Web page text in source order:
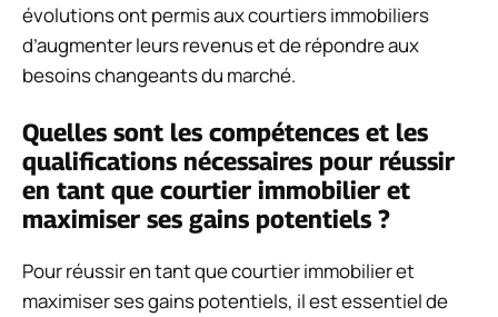
évolutions ont permis aux courtiers immobiliers
d’augmenter leurs revenus et de répondre aux
besoins changeants du marché.
Quelles sont les compétences et les
qualifications nécessaires pour réussir
en tant que courtier immobilier et
maximiser ses gains potentiels ?
Pour réussir en tant que courtier immobilier et
maximiser ses gains potentiels, il est essentiel de